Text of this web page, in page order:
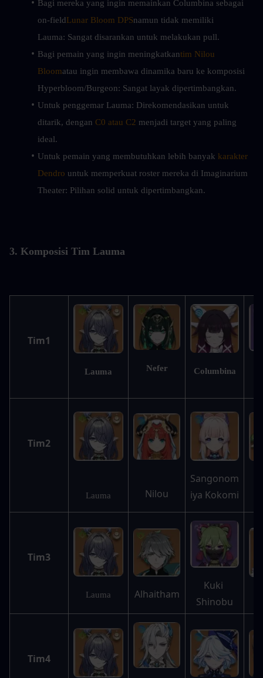
Bagi mereka yang ingin memainkan Columbina sebagai
on-fieldLunar Bloom DPSnamun tidak memiliki
Lauma: Sangat disarankan untuk melakukan pull.
Bagi pemain yang ingin meningkatkantim Nilou
Bloomatau ingin membawa dinamika baru ke komposisi
Hyperbloom/Burgeon: Sangat layak dipertimbangkan.
Untuk penggemar Lauma: Direkomendasikan untuk
ditarik, dengan C0 atau C2 menjadi target yang paling
ideal.
Untuk pemain yang membutuhkan lebih banyak karakter
Dendro untuk memperkuat roster mereka di Imaginarium
Theater: Pilihan solid untuk dipertimbangkan.
3. Komposisi Tim Lauma
Tim1
Lauma Nefer Columbina
Tim2
Lauma Nilou
Sangonom
iya Kokomi
Tim3
Lauma Alhaitham
Kuki
Shinobu
Tim4